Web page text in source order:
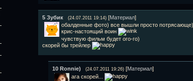
5 Зубик (24.07.2011 19:14) [Материал]
обалденные фото) все вышли просто потрясающе)
крис-настоящий воин
чувствую фильм будет ого-го)
скорей бы трейлер
10 Ronnie) (24.07.2011 19:26) [Материал]
ага скорей...